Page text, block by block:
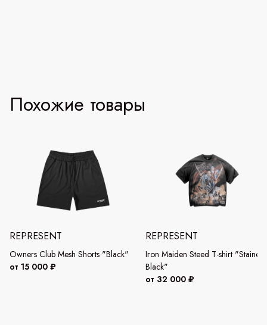
Похожие товары
REPRESENT
Owners Club Mesh Shorts "Black"
от 15 000 ₽
REPRESENT
Iron Maiden Steed T-shirt "Stained
Black"
от 32 000 ₽